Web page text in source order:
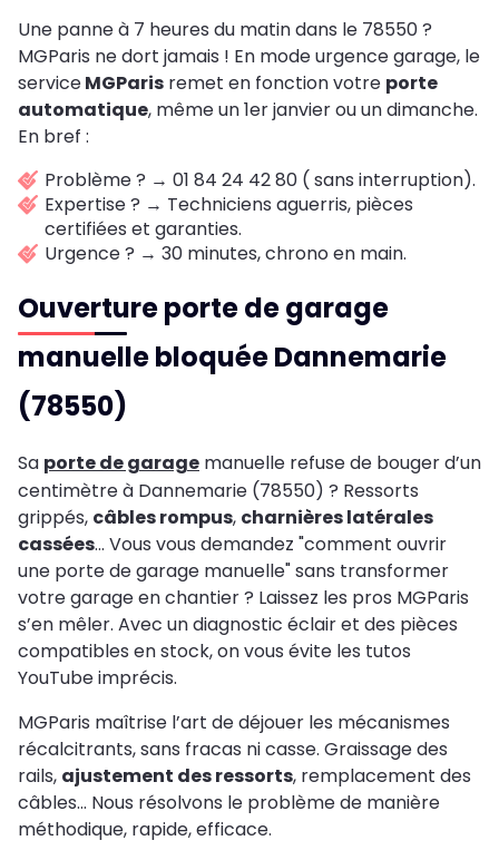
Une panne à 7 heures du matin dans le 78550 ?
MGParis ne dort jamais ! En mode urgence garage, le
serviceMGParis remet en fonction votre porte
automatique, même un 1er janvier ou un dimanche.
En bref :
Problème ? → 01 84 24 42 80 ( sans interruption).
Expertise ? → Techniciens aguerris, pièces
certifiées et garanties.
Urgence ? → 30 minutes, chrono en main.
Ouverture porte de garage
manuelle bloquée Dannemarie
(78550)
Sa porte de garage manuelle refuse de bouger d’un
centimètre à Dannemarie (78550) ? Ressorts
grippés, câbles rompus, charnières latérales
cassées… Vous vous demandez "comment ouvrir
une porte de garage manuelle" sans transformer
votre garage en chantier ? Laissez les pros MGParis
s’en mêler. Avec un diagnostic éclair et des pièces
compatibles en stock, on vous évite les tutos
YouTube imprécis.
MGParis maîtrise l’art de déjouer les mécanismes
récalcitrants, sans fracas ni casse. Graissage des
rails, ajustement des ressorts, remplacement des
câbles… Nous résolvons le problème de manière
méthodique, rapide, efficace.